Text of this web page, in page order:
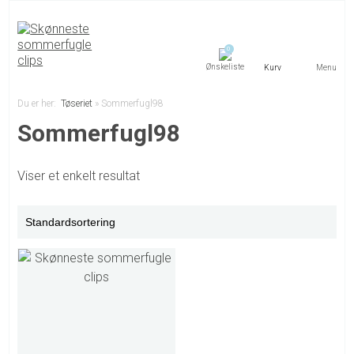
0
Menu
Du er her:Tøseriet » Sommerfugl98
Sommerfugl98
Viser et enkelt resultat